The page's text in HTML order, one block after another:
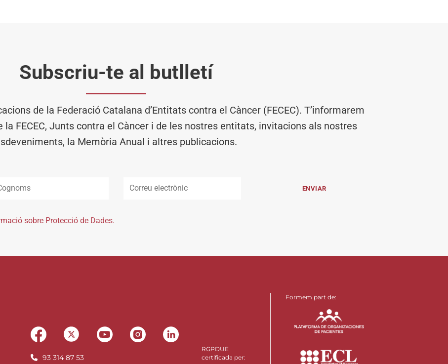
Subscriu-te al butlletí
de la Federació Catalana d’Entitats contra el Càncer (FECEC). T’informarem
la FECEC, Junts contra el Càncer i de les nostres entitats, invitacions als nostres
la Memòria Anual i altres publicacions.
sobre Protecció de Dades.
93 314 87 53
RGPDUE
certificada per:
Formem part de: